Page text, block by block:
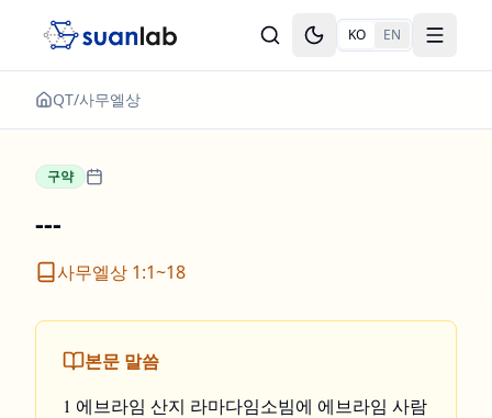
Toggle theme
KO EN Toggle
QT/사무엘상
구약
---
사무엘상 1:1~18
본문 말씀
1 에브라임 산지 라마다임소빔에 에브라임 사람